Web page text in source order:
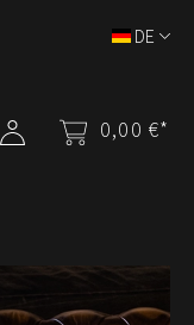
0,00 €*
DE